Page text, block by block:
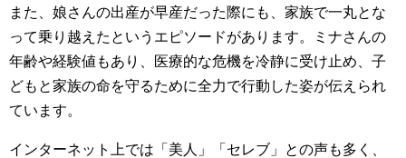
また、娘さんの出産が早産だった際にも、家族で一丸とな
って乗り越えたというエピソードがあります。ミナさんの
年齢や経験値もあり、医療的な危機を冷静に受け止め、子
どもと家族の命を守るために全力で行動した姿が伝えられ
ています。
インターネット上では「美人」「セレブ」との声も多く、